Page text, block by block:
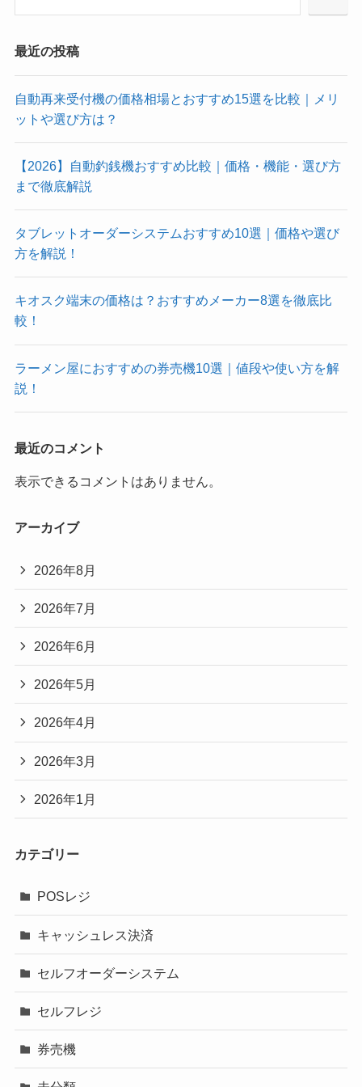
最近の投稿
自動再来受付機の価格相場とおすすめ15選を比較｜メリ
ットや選び方は？
【2026】自動釣銭機おすすめ比較｜価格・機能・選び方
まで徹底解説
タブレットオーダーシステムおすすめ10選｜価格や選び
方を解説！
キオスク端末の価格は？おすすめメーカー8選を徹底比
較！
ラーメン屋におすすめの券売機10選｜値段や使い方を解
説！
最近のコメント
表示できるコメントはありません。
アーカイブ
2026年8月
2026年7月
2026年6月
2026年5月
2026年4月
2026年3月
2026年1月
カテゴリー
POSレジ
キャッシュレス決済
セルフオーダーシステム
セルフレジ
券売機